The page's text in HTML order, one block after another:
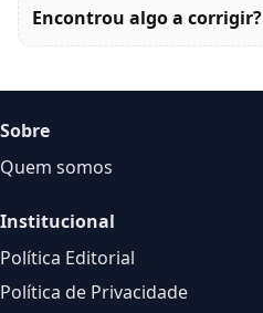
Encontrou algo a corrigir?
Sobre
Quem somos
Institucional
Política Editorial
Política de Privacidade